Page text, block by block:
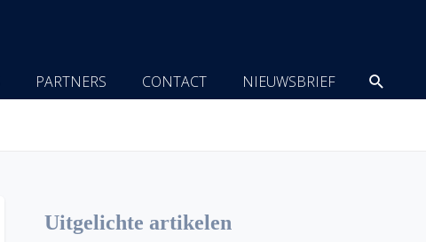
PARTNERS CONTACT NIEUWSBRIEF
Uitgelichte artikelen